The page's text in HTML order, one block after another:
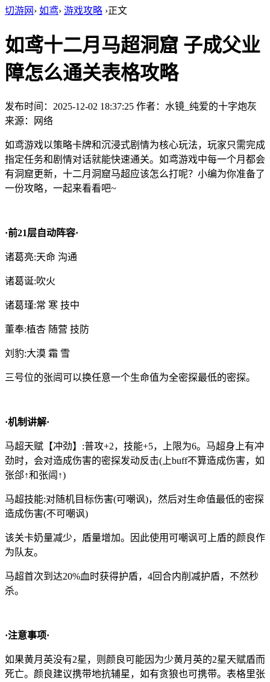
切游网 › 如鸢› 游戏攻略 ›正文
如鸢十二月马超洞窟 子成父业
障怎么通关表格攻略
发布时间：2025-12-02 18:37:25 作者：水镜_纯爱的十字炮灰
来源：网络
如鸢游戏以策略卡牌和沉浸式剧情为核心玩法，玩家只需完成
指定任务和剧情对话就能快速通关。如鸢游戏中每一个月都会
有洞窟更新，十二月洞窟马超应该怎么打呢？小编为你准备了
一份攻略，一起来看看吧~
·前21层自动阵容·
诸葛亮:天命 沟通
诸葛诞:吹火
诸葛瑾:常 寒 技中
董奉:植杏 随营 技防
刘豹:大漠 霜 雪
三号位的张闿可以换任意一个生命值为全密探最低的密探。
·机制讲解·
马超天赋【冲劲】:普攻+2，技能+5，上限为6。马超身上有冲
劲时，会对造成伤害的密探发动反击(上buff不算造成伤害，如
张郃↑和张闿↑)
马超技能:对随机目标伤害(可嘲讽)，然后对生命值最低的密探
造成伤害(不可嘲讽)
该关卡奶量减少，盾量增加。因此使用可嘲讽可上盾的颜良作
为队友。
马超首次到达20%血时获得护盾，4回合内削减护盾，不然秒
杀。
·注意事项·
如果黄月英没有2星，则颜良可能因为少黄月英的2星天赋盾而
死亡。颜良建议携带地抗辅星，如有贪狼也可携带。表格里张